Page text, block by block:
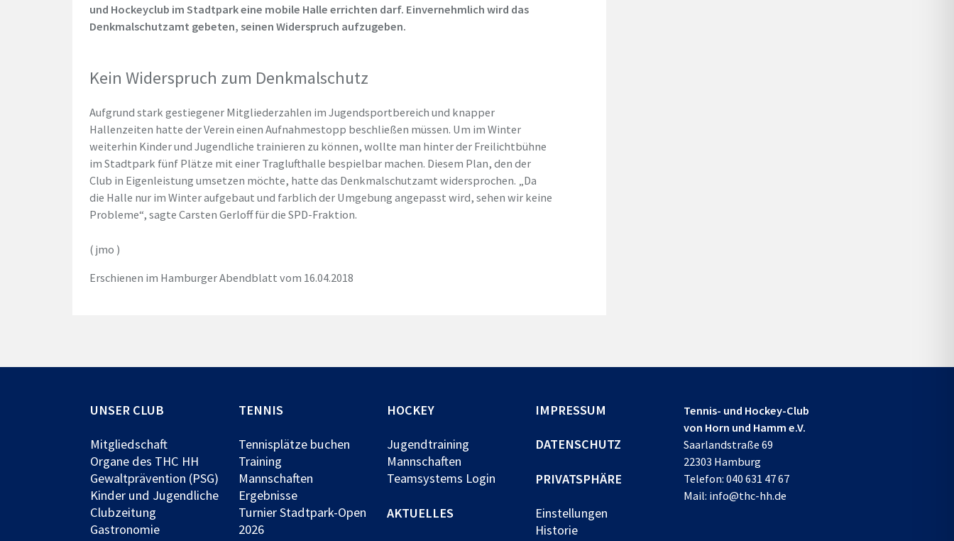
und Hockeyclub im Stadtpark eine mobile Halle errichten darf. Einvernehmlich wird das
Denkmalschutzamt gebeten, seinen Widerspruch aufzugeben.
Kein Widerspruch zum Denkmalschutz
Aufgrund stark gestiegener Mitgliederzahlen im Jugendsportbereich und knapper
Hallenzeiten hatte der Verein einen Aufnahmestopp beschließen müssen. Um im Winter
weiterhin Kinder und Jugendliche trainieren zu können, wollte man hinter der Freilichtbühne
im Stadtpark fünf Plätze mit einer Traglufthalle bespielbar machen. Diesem Plan, den der
Club in Eigenleistung umsetzen möchte, hatte das Denkmalschutzamt widersprochen. „Da
die Halle nur im Winter aufgebaut und farblich der Umgebung angepasst wird, sehen wir keine
Probleme“, sagte Carsten Gerloff für die SPD-Fraktion.
( jmo )
Erschienen im Hamburger Abendblatt vom 16.04.2018
UNSER CLUB
Mitgliedschaft
Organe des THC HH
Gewaltprävention (PSG)
Kinder und Jugendliche
Clubzeitung
Gastronomie
TENNIS
Tennisplätze buchen
Training
Mannschaften
Ergebnisse
Turnier Stadtpark-Open
2026
HOCKEY
Jugendtraining
Mannschaften
Teamsystems Login
AKTUELLES
IMPRESSUM
DATENSCHUTZ
PRIVATSPHÄRE
Einstellungen
Historie
Tennis- und Hockey-Club
von Horn und Hamm e.V.
Saarlandstraße 69
22303 Hamburg
Telefon:040 631 47 67
Mail: info@thc-hh.de